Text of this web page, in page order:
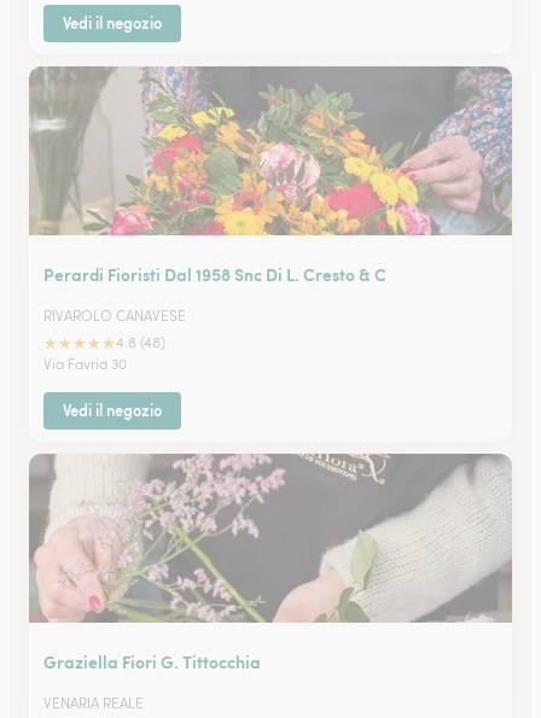
Vedi il negozio
Perardi Fioristi Dal 1958 Snc Di L. Cresto & C
RIVAROLO CANAVESE
★★★★★4.8 (48)
Via Favria 30
Vedi il negozio
Graziella Fiori G. Tittocchia
VENARIA REALE